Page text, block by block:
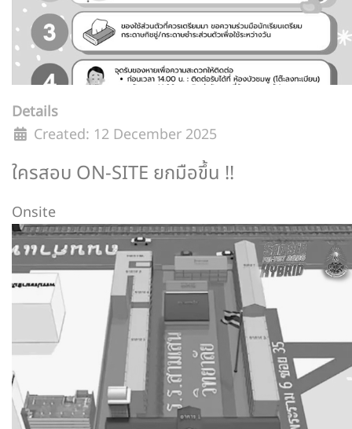
Details
Created: 12 December 2025
ใครสอบ ON-SITE ยกมือขึ้น !!
Onsite